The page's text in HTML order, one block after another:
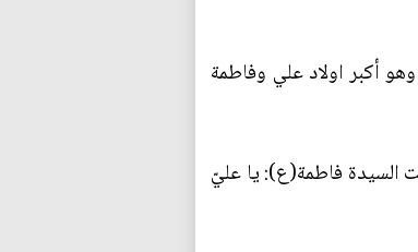
أكبر اولاد علي وفاطمة
السيدة فاطمة(ع): يا عليّ